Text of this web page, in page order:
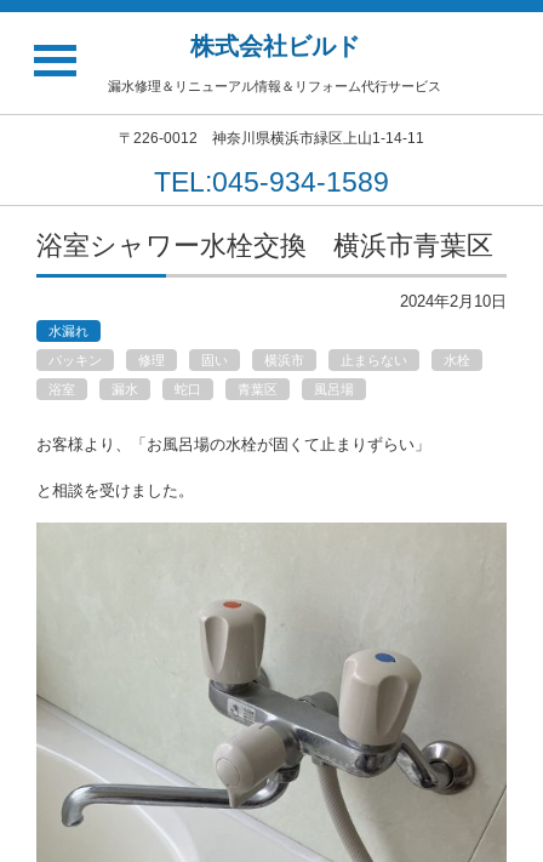
株式会社ビルド
漏水修理＆リニューアル情報＆リフォーム代行サービス
〒226-0012 神奈川県横浜市緑区上山1-14-11
TEL:045-934-1589
浴室シャワー水栓交換 横浜市青葉区
2024年2月10日
水漏れ
パッキン
修理 固い 横浜市 止まらない
水栓
浴室
漏水 蛇口 青葉区 風呂場
お客様より、「お風呂場の水栓が固くて止まりずらい」
と相談を受けました。